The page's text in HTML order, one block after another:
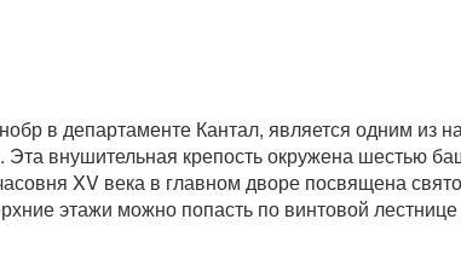
в департаменте Кантал, является одним из
внушительная крепость окружена шестью
XV века в главном дворе посвящена
этажи можно попасть по винтовой